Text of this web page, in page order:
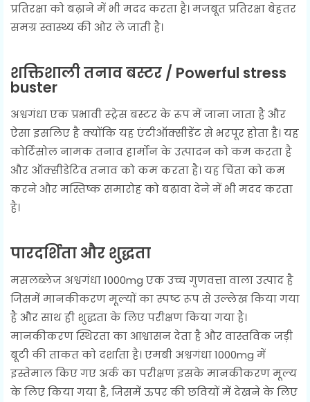
प्रतिरक्षा को बढ़ाने में भी मदद करता है। मजबूत प्रतिरक्षा बेहतर
समग्र स्वास्थ्य की ओर ले जाती है।
शक्तिशाली तनाव बस्टर / Powerful stress
buster
अश्वगंधा एक प्रभावी स्ट्रेस बस्टर के रूप में जाना जाता है और
ऐसा इसलिए है क्योंकि यह एंटीऑक्सीडेंट से भरपूर होता है। यह
कोर्टिसोल नामक तनाव हार्मोन के उत्पादन को कम करता है
और ऑक्सीडेटिव तनाव को कम करता है। यह चिंता को कम
करने और मस्तिष्क समारोह को बढ़ावा देने में भी मदद करता
है।
पारदर्शिता और शुद्धता
मसलब्लेज अश्वगंधा 1000mg एक उच्च गुणवत्ता वाला उत्पाद है
जिसमें मानकीकरण मूल्यों का स्पष्ट रूप से उल्लेख किया गया
है और साथ ही शुद्धता के लिए परीक्षण किया गया है।
मानकीकरण स्थिरता का आश्वासन देता है और वास्तविक जड़ी
बूटी की ताकत को दर्शाता है। एमबी अश्वगंधा 1000mg में
इस्तेमाल किए गए अर्क का परीक्षण इसके मानकीकरण मूल्य
के लिए किया गया है, जिसमें ऊपर की छवियों में देखने के लिए